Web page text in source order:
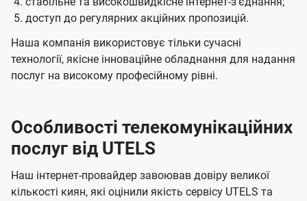
доступ до регулярних акційних пропозицій.
Наша компанія використовує тільки сучасні
технології, якісне інноваційне обладнання для надання
послуг на високому професійному рівні.
Особливості телекомунікаційних
послуг від UTELS
Наш інтернет-провайдер завоював довіру великої
кількості киян, які оцінили якість сервісу UTELS та